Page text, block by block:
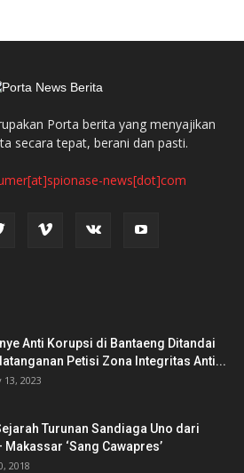
Porta berita yang menyajikan
secara tepat, berani dan pasti.
news[dot]com
Anti Korupsi di Bantaeng Ditandai
Petisi Zona Integritas Anti...
2023
Turunan Sandiaga Uno dari
Makassar ‘Sang Cawapres’
2018